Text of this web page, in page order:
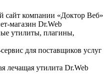
сайт компании «Доктор Веб»
магазин Dr.Web
утилиты, плагины,
для поставщиков услуг
лечащая утилита Dr.Web